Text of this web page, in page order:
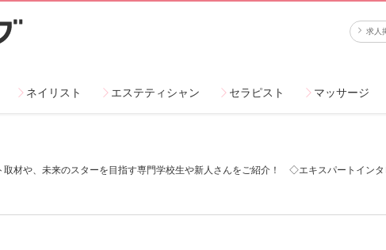
求人
ネイリスト エステティシャン セラピスト マッサージ
取材や、未来のスターを目指す専門学校生や新人さんをご紹介！ ◇エキスパートイ